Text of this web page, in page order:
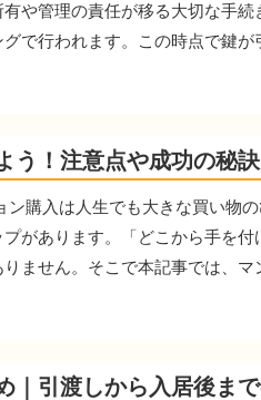
や管理の責任が移る大切な手
で行われます。この時点で鍵が
う！注意点や成功の秘
購入は人生でも大きな買い物
があります。「どこから手を
ません。そこで本記事では、マ
｜引渡しから入居後ま